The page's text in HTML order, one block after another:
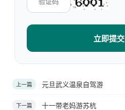
立即提交
上一篇 元旦武义温泉自驾游
下一篇 十一带老妈游苏杭